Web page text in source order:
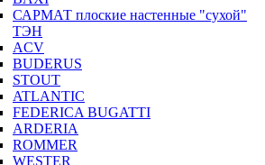
САРМАТ плоские настенные "сухой"
ТЭН
ACV
BUDERUS
STOUT
ATLANTIC
FEDERICA BUGATTI
ARDERIA
ROMMER
WESTER